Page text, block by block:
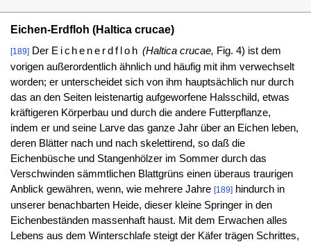
Eichen-Erdfloh (Haltica crucae)
[189]Der Eichenerdfloh (Haltica crucae, Fig. 4) ist dem
vorigen außerordentlich ähnlich und häufig mit ihm verwechselt
worden; er unterscheidet sich von ihm hauptsächlich nur durch
das an den Seiten leistenartig aufgeworfene Halsschild, etwas
kräftigeren Körperbau und durch die andere Futterpflanze,
indem er und seine Larve das ganze Jahr über an Eichen leben,
deren Blätter nach und nach skelettirend, so daß die
Eichenbüsche und Stangenhölzer im Sommer durch das
Verschwinden sämmtlichen Blattgrüns einen überaus traurigen
Anblick gewähren, wenn, wie mehrere Jahre [189]hindurch in
unserer benachbarten Heide, dieser kleine Springer in den
Eichenbeständen massenhaft haust. Mit dem Erwachen alles
Lebens aus dem Winterschlafe steigt der Käfer trägen Schrittes,